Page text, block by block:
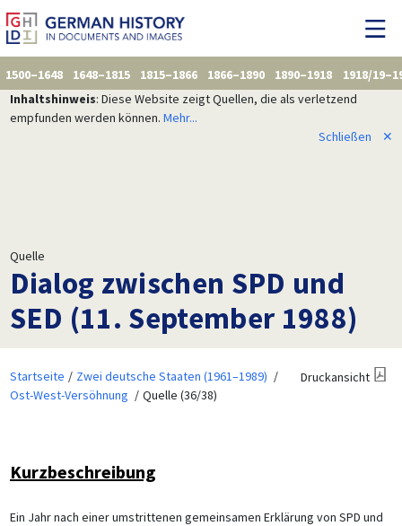
1500–1648 1648–1815 1815–1866 1866–1890 1890–1918
1918/
Inhaltshinweis: Diese Website zeigt Quellen, die als verletzend
empfunden werden können. Mehr...
Schließen
✕
Quelle
Dialog zwischen SPD und
SED (11. September 1988)
Startseite
Zwei deutsche Staaten (1961–1989)
Ost-West-Versöhnung
Quelle (36/38)
Druckansicht
Kurzbeschreibung
Ein Jahr nach einer umstrittenen gemeinsamen Erklärung von SPD und